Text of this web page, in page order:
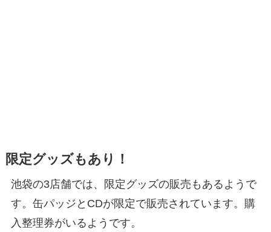
限定グッズもあり！
池袋の3店舗では、限定グッズの販売もあるようで
す。缶パッジとCDが限定で販売されています。購
入整理券がいるようです。